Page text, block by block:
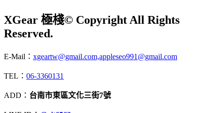
XGear 極棧© Copyright All Rights
Reserved.
E-Mail： xgeartw@gmail.com,appleseo991@gmail.com
TEL： 06-3360131
ADD： 台南市東區文化三街7號